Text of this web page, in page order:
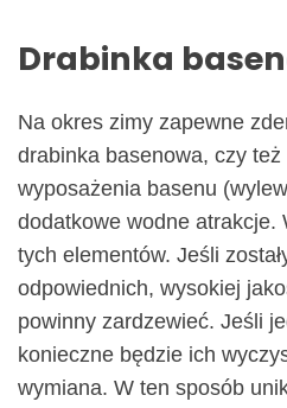
Drabinka
Na okres zimy zapewne
drabinka basenowa, czy
wyposażenia basenu
dodatkowe wodne atrakcje.
tych elementów. Jeśli
odpowiednich, wysokiej
powinny zardzewieć. Jeśli
konieczne będzie ich
wymiana. W ten sposób